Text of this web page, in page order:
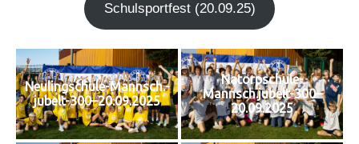
Schul­sport­fest (20.09.25)
Neulingschule-Mannsch.-
jubelt-300–20.09.2025
Natorpschule-
Mannsch.jubelt-300–
20.09.2025